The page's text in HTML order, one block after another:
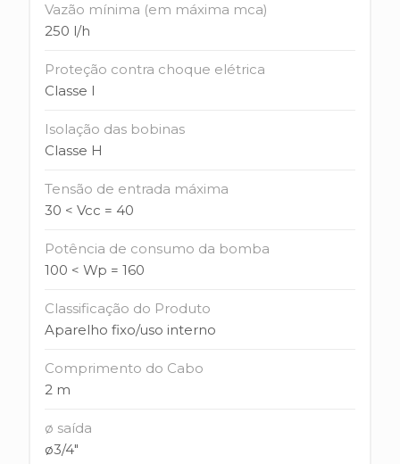
Vazão mínima (em máxima mca)
250 l/h
Proteção contra choque elétrica
Classe l
Isolação das bobinas
Classe H
Tensão de entrada máxima
30 < Vcc = 40
Potência de consumo da bomba
100 < Wp = 160
Classificação do Produto
Aparelho fixo/uso interno
Comprimento do Cabo
2 m
ø saída
ø3/4"